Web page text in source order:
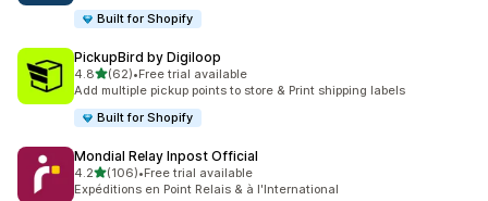
Built for Shopify
PickupBird by Digiloop
4.85つ星中
(62)
合計レビュー数：62件
•Free trial available
Add multiple pickup points to store & Print shipping labels
Built for Shopify
Mondial Relay Inpost Official
4.25つ星中
(106)
合計レビュー数：106件
•Free trial available
Expéditions en Point Relais & à l'International